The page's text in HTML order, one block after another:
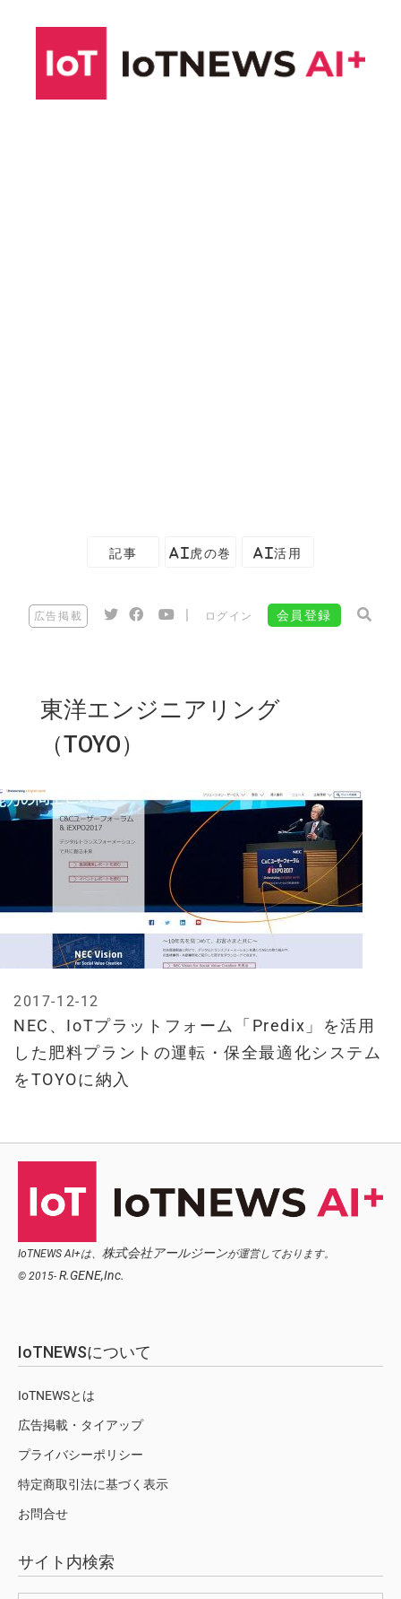
記事 AI虎の巻 AI活用
広告掲載 ログイン 会員登録
東洋エンジニアリング
（TOYO）
NEC、IoTプラットフォーム「Predix」を活用
した肥料プラントの運転・保全最適化システム
をTOYOに納入
2017-12-12
IoTNEWS AI+は、 株式会社アールジーンが運営しております。
© 2015- R.GENE,Inc.
IoTNEWSについて
IoTNEWSとは
広告掲載・タイアップ
プライバシーポリシー
特定商取引法に基づく表示
お問合せ
サイト内検索